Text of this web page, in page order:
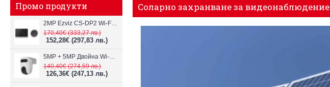
Промо продукти
2MP Ezviz CS-DP2 Wi-Fi видеодомофон
170,40€(333,27 лв.)
152,28€ (297,83 лв.)
5MP + 5MP Двойна Wi-Fi IP камера с два обектива Ezviz CS-H9c
140,40€(274,59 лв.)
126,36€ (247,13 лв.)
Соларно захранване за видеонаблюдение